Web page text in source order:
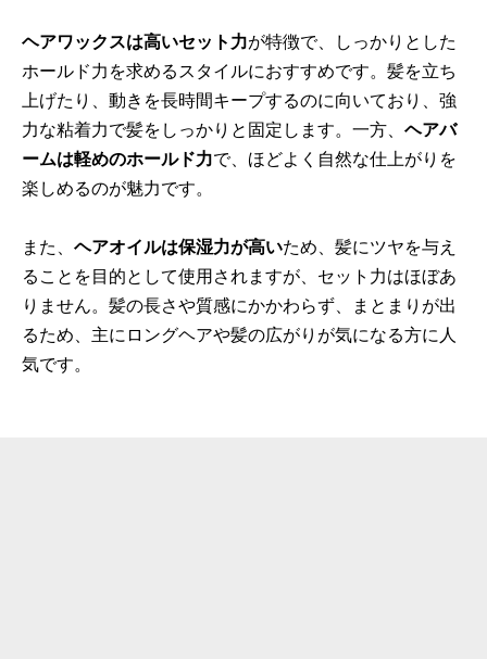
ヘアワックスは高いセット力が特徴で、しっかりとした
ホールド力を求めるスタイルにおすすめです。髪を立ち
上げたり、動きを長時間キープするのに向いており、強
力な粘着力で髪をしっかりと固定します。一方、 ヘアバ
ームは軽めのホールド力で、ほどよく自然な仕上がりを
楽しめるのが魅力です。
また、 ヘアオイルは保湿力が高いため、髪にツヤを与え
ることを目的として使用されますが、セット力はほぼあ
りません。髪の長さや質感にかかわらず、まとまりが出
るため、主にロングヘアや髪の広がりが気になる方に人
気です。